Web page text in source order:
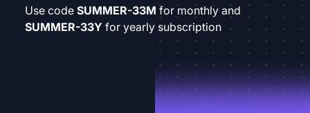
Use code SUMMER-33M for monthly and
SUMMER-33Y for yearly subscription